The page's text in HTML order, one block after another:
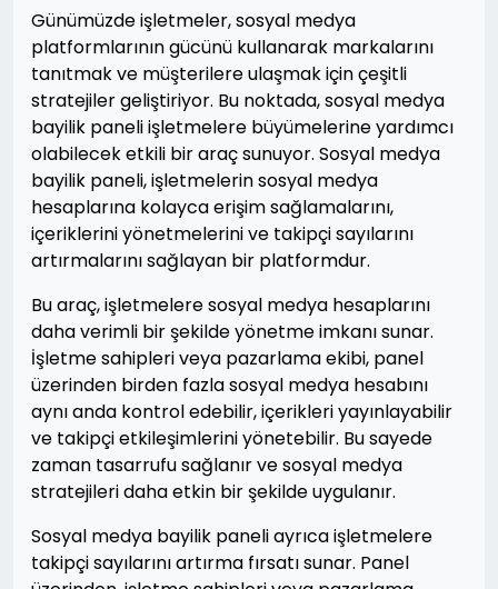
Günümüzde işletmeler, sosyal medya
platformlarının gücünü kullanarak markalarını
tanıtmak ve müşterilere ulaşmak için çeşitli
stratejiler geliştiriyor. Bu noktada, sosyal medya
bayilik paneli işletmelere büyümelerine yardımcı
olabilecek etkili bir araç sunuyor. Sosyal medya
bayilik paneli, işletmelerin sosyal medya
hesaplarına kolayca erişim sağlamalarını,
içeriklerini yönetmelerini ve takipçi sayılarını
artırmalarını sağlayan bir platformdur.
Bu araç, işletmelere sosyal medya hesaplarını
daha verimli bir şekilde yönetme imkanı sunar.
İşletme sahipleri veya pazarlama ekibi, panel
üzerinden birden fazla sosyal medya hesabını
aynı anda kontrol edebilir, içerikleri yayınlayabilir
ve takipçi etkileşimlerini yönetebilir. Bu sayede
zaman tasarrufu sağlanır ve sosyal medya
stratejileri daha etkin bir şekilde uygulanır.
Sosyal medya bayilik paneli ayrıca işletmelere
takipçi sayılarını artırma fırsatı sunar. Panel